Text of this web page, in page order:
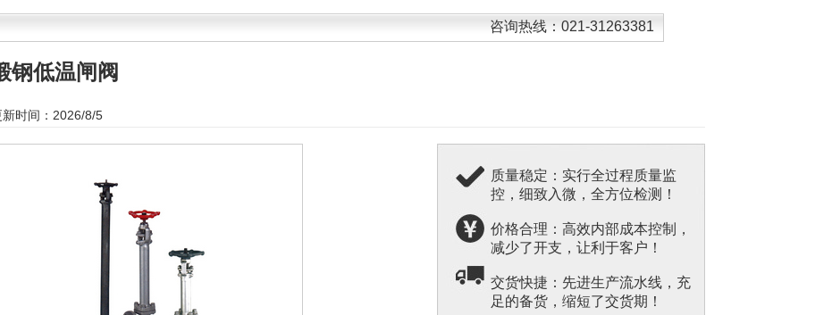
咨询热线：021-31263381
钢低温闸阀
新时间：2026/8/5
质量稳定：实行全过程质量监
控，细致入微，全方位检测！
价格合理：高效内部成本控制，
减少了开支，让利于客户！
交货快捷：先进生产流水线，充
足的备货，缩短了交货期！